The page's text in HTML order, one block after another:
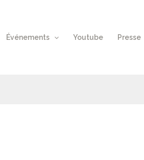
Événements Youtube Presse